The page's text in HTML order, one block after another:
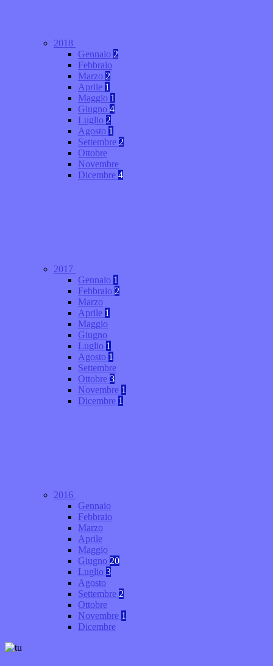
2018
Gennaio 2
Febbraio
Marzo 2
Aprile 1
Maggio 1
Giugno 4
Luglio 2
Agosto 1
Settembre 2
Ottobre
Novembre
Dicembre 4
2017
Gennaio 1
Febbraio 2
Marzo
Aprile 1
Maggio
Giugno
Luglio 1
Agosto 1
Settembre
Ottobre 3
Novembre 1
Dicembre 1
2016
Gennaio
Febbraio
Marzo
Aprile
Maggio
Giugno 20
Luglio 3
Agosto
Settembre 2
Ottobre
Novembre 1
Dicembre